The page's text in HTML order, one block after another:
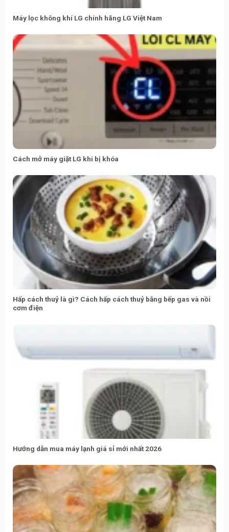
Máy lọc không khí LG chính hãng LG Việt Nam
Cách mở máy giặt LG khi bị khóa
Hấp cách thuỷ là gì? Cách hấp cách thuỷ bằng bếp gas và nồi
cơm điện
Hướng dẫn mua máy lạnh giá sỉ mới nhất 2026